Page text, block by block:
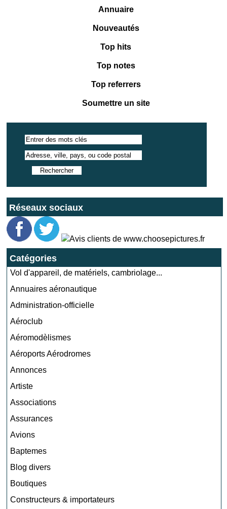
Annuaire
Nouveautés
Top hits
Top notes
Top referrers
Soumettre un site
Réseaux sociaux
Catégories
Vol d'appareil, de matériels, cambriolage...
Annuaires aéronautique
Administration-officielle
Aéroclub
Aéromodèlismes
Aéroports Aérodromes
Annonces
Artiste
Associations
Assurances
Avions
Baptemes
Blog divers
Boutiques
Constructeurs & importateurs